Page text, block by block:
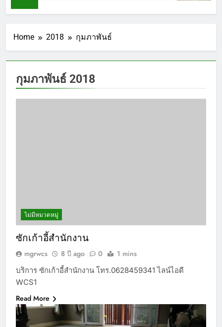
Home 2018 กุมภาพันธ์
กุมภาพันธ์ 2018
ไม่มีหมวดหมู่
ซักเก้าอี้สำนักงาน
mgrwcs 8 ปี ago 0 1 mins
บริการ ซักเก้าอี้สำนักงาน โทร.0628459341 ไลน์ไอดี
WCS1
Read More